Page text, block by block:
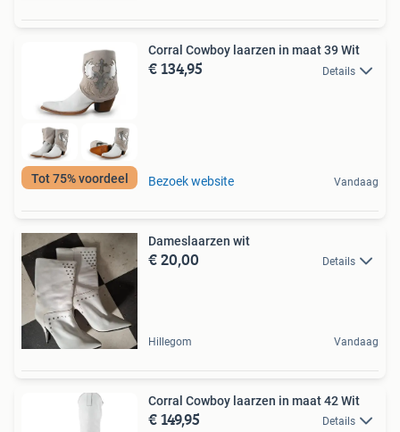
Tot 75% voordeel
Corral Cowboy laarzen in maat 39 Wit
€ 134,95 Details
Bezoek website Vandaag
Dameslaarzen wit
€ 20,00 Details
Hillegom Vandaag
Corral Cowboy laarzen in maat 42 Wit
€ 149,95 Details